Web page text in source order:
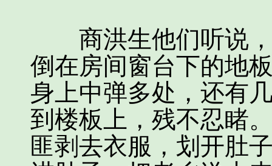
商洪生他们听说，
倒在房间窗台下的地
身上中弹多处，还有
到楼板上，残不忍睹
匪剥去衣服，划开肚